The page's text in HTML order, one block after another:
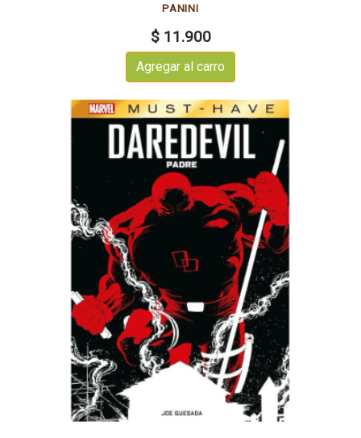
PANINI
$ 11.900
Agregar al carro